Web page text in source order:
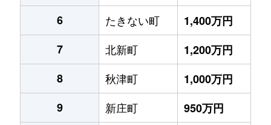
6
たきない町
1,400万円
7
北新町
1,200万円
8
秋津町
1,000万円
9
新庄町
950万円